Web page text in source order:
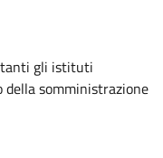
gli istituti
della somministrazione